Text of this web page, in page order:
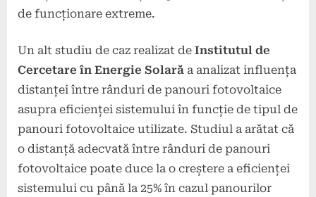
de funcționare extreme.
Un alt studiu de caz realizat de Institutul de
Cercetare în Energie Solară a analizat influența
distanței între rânduri de panouri fotovoltaice
asupra eficienței sistemului în funcție de tipul de
panouri fotovoltaice utilizate. Studiul a arătat că
o distanță adecvată între rânduri de panouri
fotovoltaice poate duce la o creștere a eficienței
sistemului cu până la 25% în cazul panourilor